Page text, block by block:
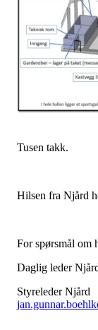
Tusen takk.
Hilsen fra Njård
For spørsmål om
Daglig leder
Styreleder